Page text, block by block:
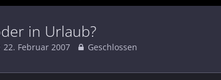
in Urlaub?
22. Februar 2007 Geschlossen